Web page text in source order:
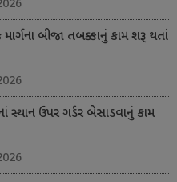
બીજા તબક્કાનું કામ શરૂ થતાં
સ્થાન ઉપર ગર્ડર બેસાડવાનું કામ